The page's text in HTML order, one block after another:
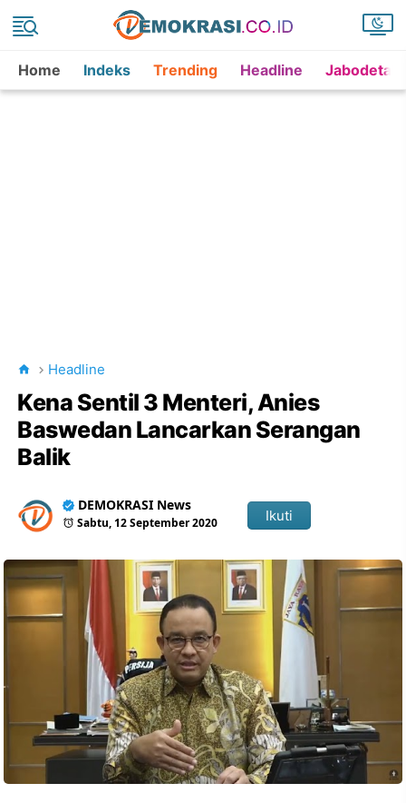
Home Indeks Trending Headline
Headline
Kena Sentil 3 Menteri, Anies
Baswedan Lancarkan Serangan
Balik
DEMOKRASI News
Sabtu, 12 September 2020 Ikuti